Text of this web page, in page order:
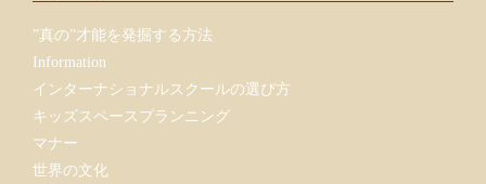
”真の”才能を発掘する方法
Information
インターナショナルスクールの選び方
キッズスペースプランニング
マナー
世界の文化